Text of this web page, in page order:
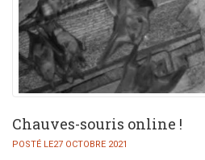
Chauves-souris online !
POSTÉ LE27 OCTOBRE 2021